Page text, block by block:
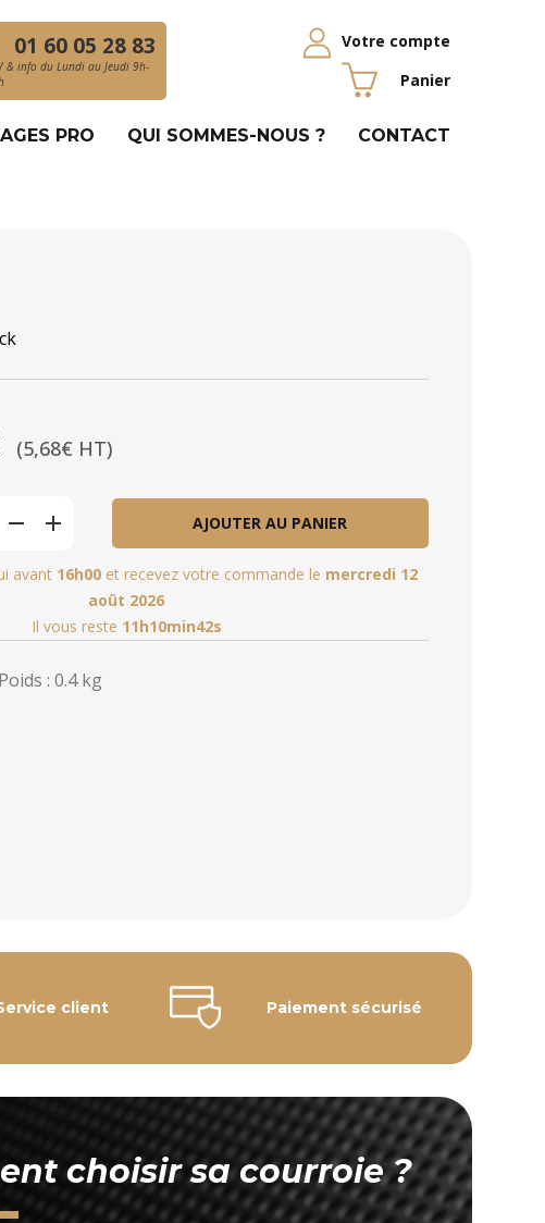
01 60 05 28 83
& info du Lundi au Jeudi 9h-
Votre compte
Panier
PRO QUI SOMMES-NOUS ? CONTACT
(5,68€ HT)
AJOUTER AU PANIER
avant 16h00et recevez votre commande le mercredi 12
août 2026
Il vous reste 11h10min41s
: 0.4 kg
client Paiement sécurisé
choisir sa courroie ?